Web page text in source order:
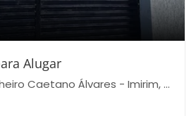
Alugar
Álvares - Imirim, São Paulo-SP